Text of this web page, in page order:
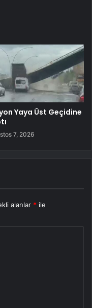
Yaya Üst Geçidine
7, 2026
alanlar * ile